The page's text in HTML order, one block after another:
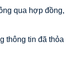
qua hợp đồng,
thông tin đã thỏa